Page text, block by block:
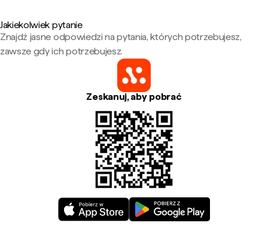
Jakiekolwiek pytanie
Znajdź jasne odpowiedzi na pytania, których potrzebujesz,
zawsze gdy ich potrzebujesz.
Zeskanuj, aby pobrać